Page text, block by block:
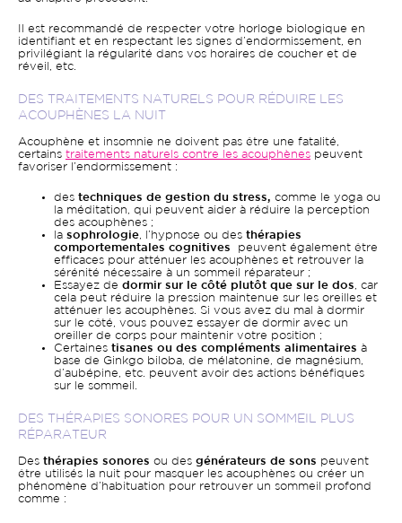
Il est recommandé de respecter votre horloge biologique en
identifiant et en respectant les signes d’endormissement, en
privilégiant la régularité dans vos horaires de coucher et de
réveil, etc.
DES TRAITEMENTS NATURELS POUR RÉDUIRE LES
ACOUPHÈNES LA NUIT
Acouphène et insomnie ne doivent pas être une fatalité,
certains traitements naturels contre les acouphènes peuvent
favoriser l’endormissement :
des techniques de gestion du stress, comme le yoga ou
la méditation, qui peuvent aider à réduire la perception
des acouphènes ;
la sophrologie , l’hypnose ou des thérapies
comportementales cognitives peuvent également être
efficaces pour atténuer les acouphènes et retrouver la
sérénité nécessaire à un sommeil réparateur ;
Essayez de dormir sur le côté plutôt que sur le dos , car
cela peut réduire la pression maintenue sur les oreilles et
atténuer les acouphènes. Si vous avez du mal à dormir
sur le côté, vous pouvez essayer de dormir avec un
oreiller de corps pour maintenir votre position ;
Certaines tisanes ou des compléments alimentaires à
base de Ginkgo biloba, de mélatonine, de magnésium,
d’aubépine, etc. peuvent avoir des actions bénéfiques
sur le sommeil.
DES THÉRAPIES SONORES POUR UN SOMMEIL PLUS
RÉPARATEUR
Des thérapies sonores ou des générateurs de sons peuvent
être utilisés la nuit pour masquer les acouphènes ou créer un
phénomène d’habituation pour retrouver un sommeil profond
comme :